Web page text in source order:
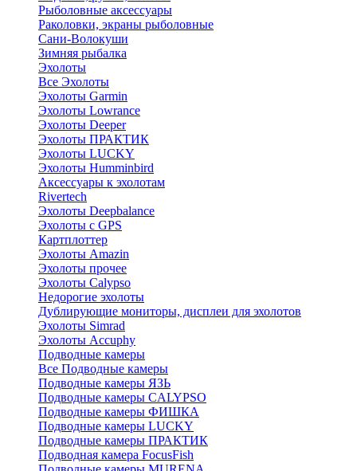
Рыболовные аксессуары
Раколовки, экраны рыболовные
Сани-Волокуши
Зимняя рыбалка
Эхолоты
Все Эхолоты
Эхолоты Garmin
Эхолоты Lowrance
Эхолоты Deeper
Эхолоты ПРАКТИК
Эхолоты LUCKY
Эхолоты Humminbird
Аксессуары к эхолотам
Rivertech
Эхолоты Deepbalance
Эхолоты с GPS
Картплоттер
Эхолоты Amazin
Эхолоты прочее
Эхолоты Calypso
Недорогие эхолоты
Дублирующие мониторы, дисплеи для эхолотов
Эхолоты Simrad
Эхолоты Accuphy
Подводные камеры
Все Подводные камеры
Подводные камеры ЯЗЬ
Подводные камеры CALYPSO
Подводные камеры ФИШКА
Подводные камеры LUCKY
Подводные камеры ПРАКТИК
Подводная камера FocusFish